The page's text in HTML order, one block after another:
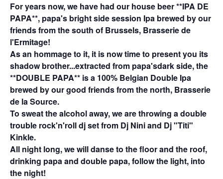
For years now, we have had our house beer **IPA DE
PAPA**, papa's bright side session Ipa brewed by our
friends from the south of Brussels, Brasserie de
l'Ermitage!
As an hommage to it, it is now time to present you its
shadow brother...extracted from papa'sdark side, the
**DOUBLE PAPA** is a 100% Belgian Double Ipa
brewed by our good friends from the north, Brasserie
de la Source.
To sweat the alcohol away, we are throwing a double
trouble rock'n'roll dj set from Dj Nini and Dj "Titi"
Kinkle.
All night long, we will danse to the floor and the roof,
drinking papa and double papa, follow the light, into
the night!